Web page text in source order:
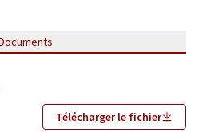
Télécharger le fichier